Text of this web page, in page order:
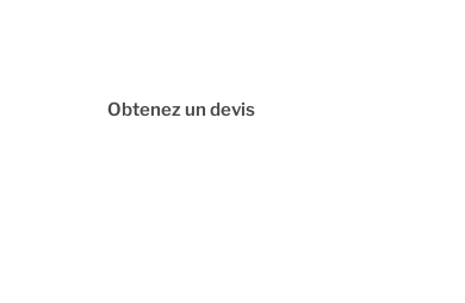
Obtenez un devis